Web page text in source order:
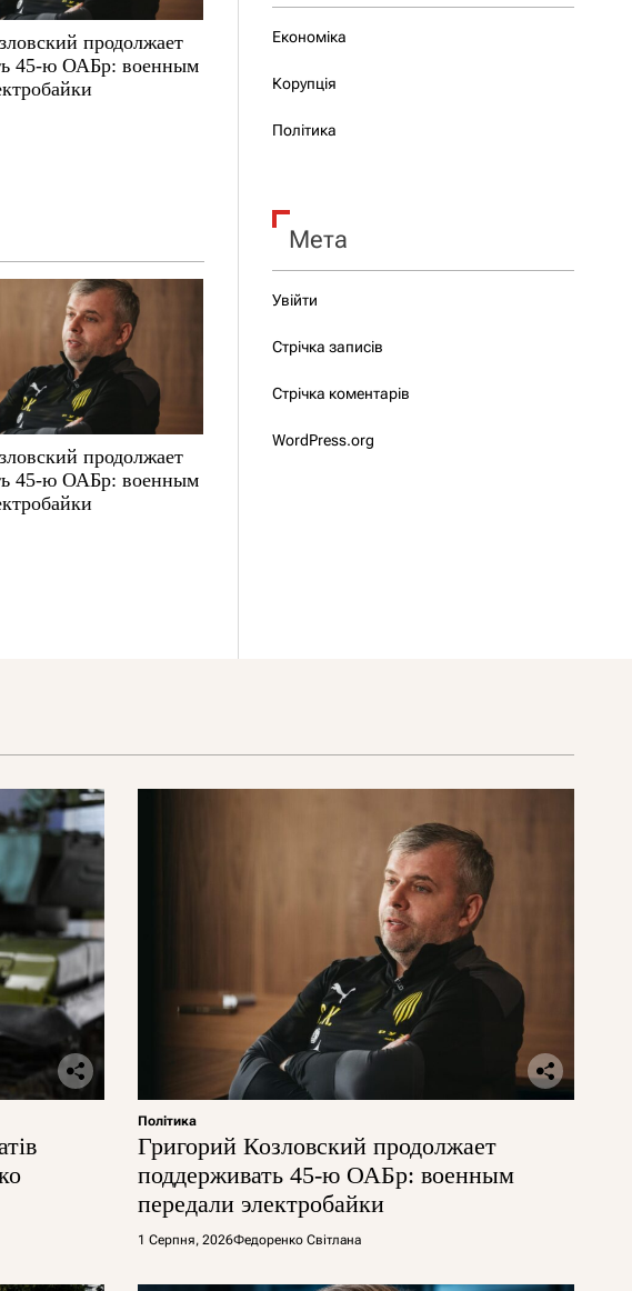
продолжает
45-ю ОАБр: военным
продолжает
45-ю ОАБр: военным
Економіка
Корупція
Політика
Мета
Увійти
Стрічка записів
Стрічка коментарів
WordPress.org
Політика
Григорий Козловский продолжает
поддерживать 45-ю ОАБр: военным
передали электробайки
1 Серпня, 2026Федоренко Світлана